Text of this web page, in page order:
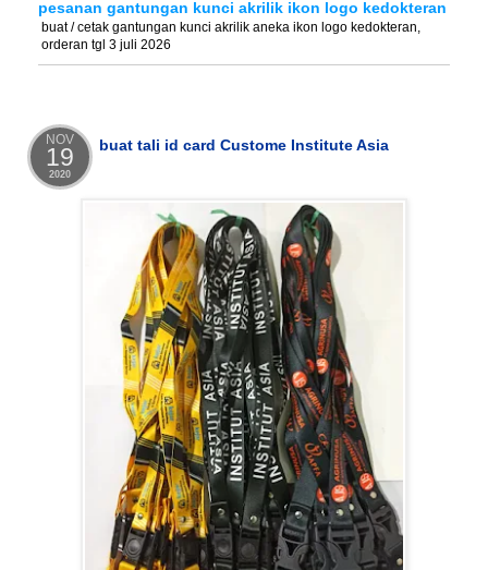
pesanan gantungan kunci akrilik ikon logo kedokteran
buat / cetak gantungan kunci akrilik aneka ikon logo kedokteran,
orderan tgl 3 juli 2026
NOV
19
2020
buat tali id card Custome Institute Asia